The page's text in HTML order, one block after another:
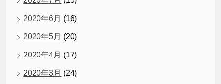
2020年6月 (16)
2020年5月 (20)
2020年4月 (17)
2020年3月 (24)